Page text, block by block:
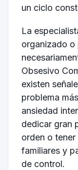
un ciclo
La
organizado o
Obsesivo
existen
problema
ansiedad
dedicar gran
orden o
familiares y
de control.